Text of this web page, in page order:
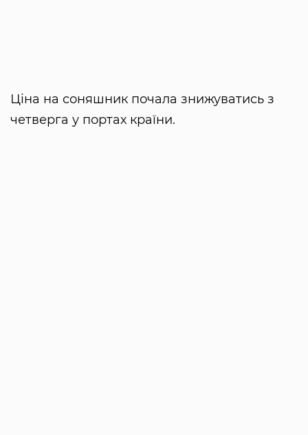
Ціна на соняшник почала знижуватись з
четверга у портах країни.